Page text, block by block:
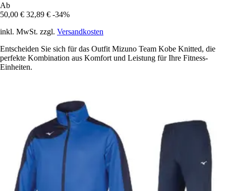
Ab
50,00 € 32,89 € -34%
inkl. MwSt. zzgl. Versandkosten
Entscheiden Sie sich für das Outfit Mizuno Team Kobe Knitted, die
perfekte Kombination aus Komfort und Leistung für Ihre Fitness-
Einheiten.